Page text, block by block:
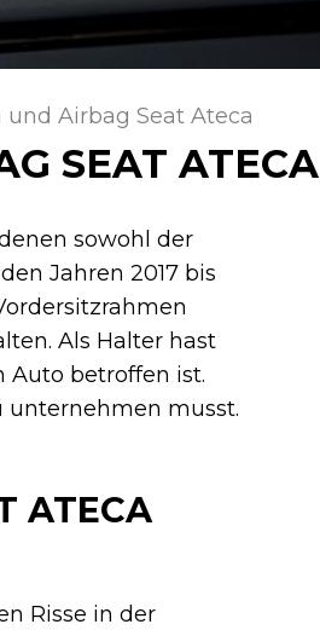
Airbag Seat Ateca
SEAT ATECA
sowohl der
Jahren 2017 bis
Als Halter hast
Auto betroffen ist.
unternehmen musst.
ATECA
Risse in der